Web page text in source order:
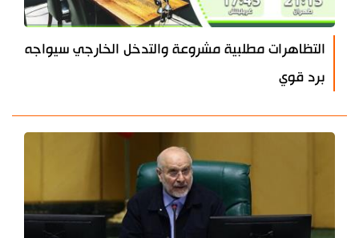
التظاهرات مطلبية مشروعة والتدخل الخارجي سيواجه
برد قوي